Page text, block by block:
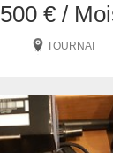
500 € /
TOURNAI